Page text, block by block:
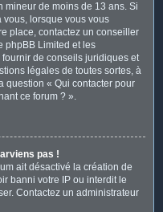
mineur de moins de 13 ans. Si
vous, lorsque vous vous
place, contactez un conseiller
phpBB Limited et les
de conseils juridiques et
légales de toutes sortes, à
question « Qui contacter pour
ce forum ? ».
pas !
ait désactivé la création de
banni votre IP ou interdit le
Contactez un administrateur